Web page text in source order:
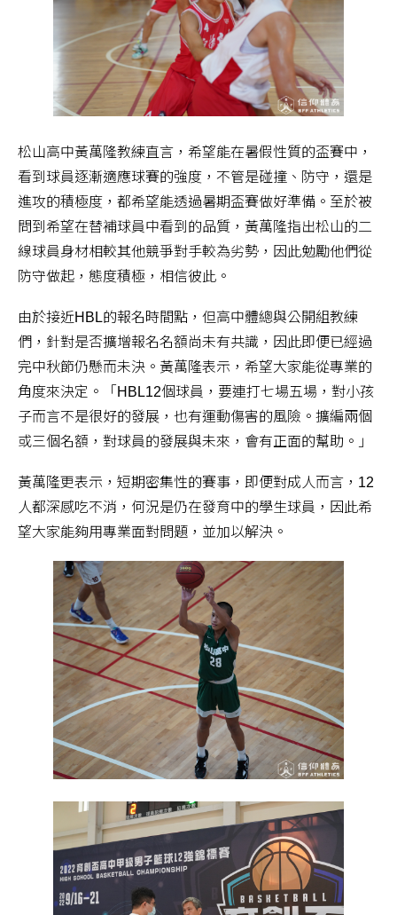
松山高中黃萬隆教練直言，希望能在暑假性質的盃賽中，
看到球員逐漸適應球賽的強度，不管是碰撞、防守，還是
進攻的積極度，都希望能透過暑期盃賽做好準備。至於被
問到希望在替補球員中看到的品質，黃萬隆指出松山的二
線球員身材相較其他競爭對手較為劣勢，因此勉勵他們從
防守做起，態度積極，相信彼此。
由於接近HBL的報名時間點，但高中體總與公開組教練
們，針對是否擴增報名名額尚未有共識，因此即便已經過
完中秋節仍懸而未決。黃萬隆表示，希望大家能從專業的
角度來決定。「HBL12個球員，要連打七場五場，對小孩
子而言不是很好的發展，也有運動傷害的風險。擴編兩個
或三個名額，對球員的發展與未來，會有正面的幫助。」
黃萬隆更表示，短期密集性的賽事，即便對成人而言，12
人都深感吃不消，何況是仍在發育中的學生球員，因此希
望大家能夠用專業面對問題，並加以解決。